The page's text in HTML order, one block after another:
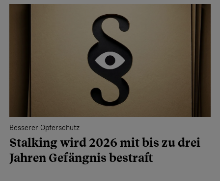
Besserer Opferschutz
Stalking wird 2026 mit bis zu drei
Jahren Gefängnis bestraft